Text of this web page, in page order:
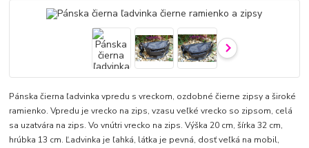
Pánska čierna ľadvinka vpredu s vreckom, ozdobné čierne zipsy a široké
ramienko. Vpredu je vrecko na zips, vzasu veľké vrecko so zipsom, celá
sa uzatvára na zips. Vo vnútri vrecko na zips. Výška 20 cm, šírka 32 cm,
hrúbka 13 cm. Ľadvinka je ľahká, látka je pevná, dosť veľká na mobil,